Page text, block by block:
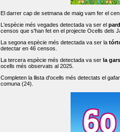
El darrer cap de setmana de maig vam fer el
L'espècie més vegades detectada va ser el
censos que s'han fet en el projecte Ocells dels
La segona espècie més detectada va ser la
detectar en 46 censos.
La tercera espècie més detectada va ser la
ocells més observats al 2025.
Completen la llista d'ocells més detectats el
comuna (24).